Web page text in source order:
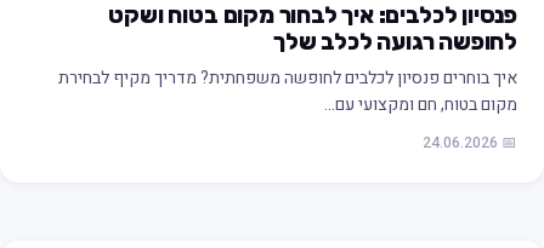
פנסיון לכלבים: איך לבחור מקום בטוח ושקט
לחופשה רגועה לכלב שלך
איך בוחרים פנסיון לכלבים לחופשה משפחתית? מדריך מקיף לבחירת
מקום בטוח, חם ומקצועי עם…
📅 24.06.2026